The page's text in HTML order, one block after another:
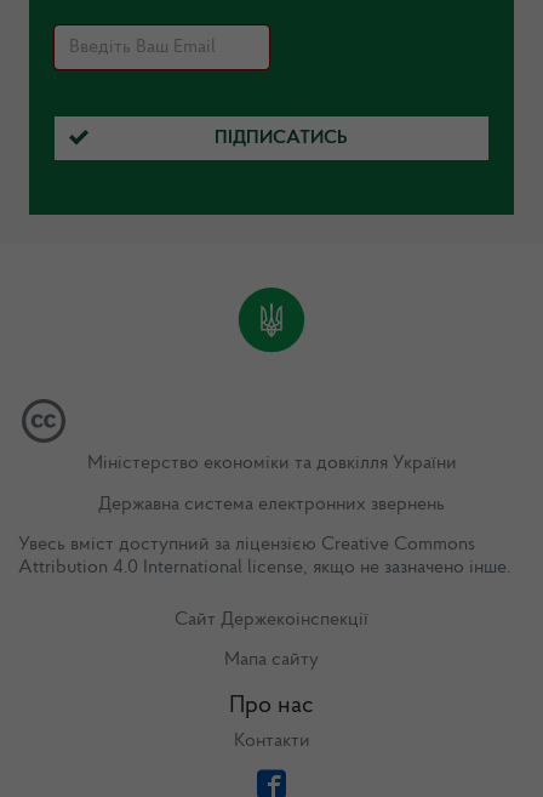
ПІДПИСАТИСЬ
Міністерство економіки та довкілля України
Державна система електронних звернень
Увесь вміст доступний за ліцензією Creative Commons
Attribution 4.0 International license, якщо не зазначено інше.
Сайт Держекоінспекції
Мапа сайту
Про нас
Контакти